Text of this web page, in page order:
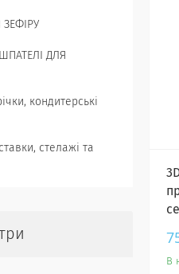
В
ДЛЯ
кондитерські
стелажі та